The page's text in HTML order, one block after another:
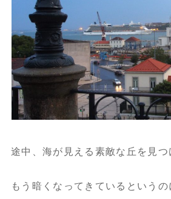
途中、海が見える素敵な丘を見つ
もう暗くなってきているという